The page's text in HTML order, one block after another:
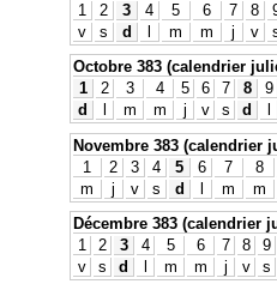
1
2 3 4 5 6 7 8
v
s d m m j v
Octobre 383 (calendrier
1
2 3 4 5 6 7 8 9
d
m m j v s d
Novembre 383 (calendrier
1
2 3 4 5 6 7 8
m
j v s d l m m
Décembre 383 (calendrier
1
2 3 4 5 6 7 8 9
v
s d l m m j v s